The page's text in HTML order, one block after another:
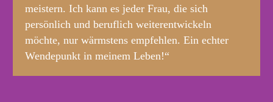
meistern. Ich kann es jeder Frau, die sich
persönlich und beruflich weiterentwickeln
möchte, nur wärmstens empfehlen. Ein echter
Wendepunkt in meinem Leben!“